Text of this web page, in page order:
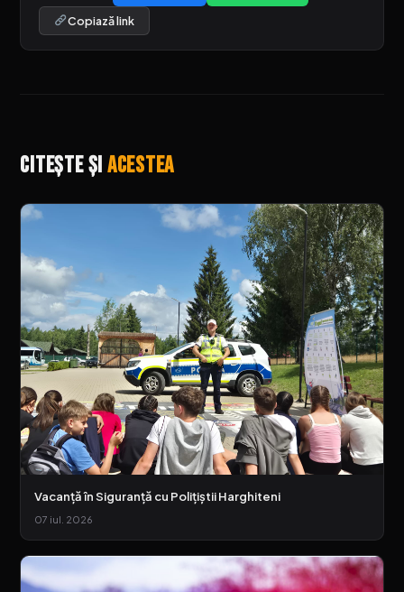
Copiază link
Citește șiacestea
Vacanță în Siguranță cu Polițiștii Harghiteni
07 iul. 2026